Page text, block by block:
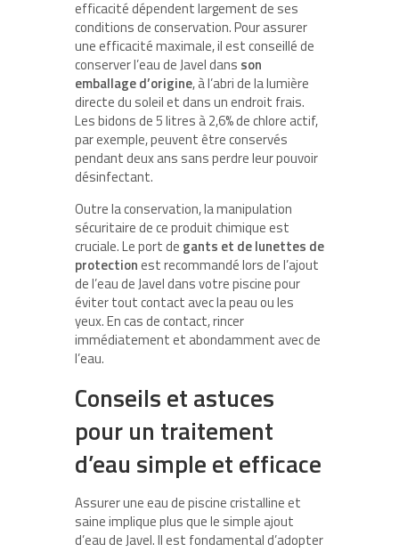
efficacité dépendent largement de ses
conditions de conservation. Pour assurer
une efficacité maximale, il est conseillé de
conserver l’eau de Javel dans son
emballage d’origine, à l’abri de la lumière
directe du soleil et dans un endroit frais.
Les bidons de 5 litres à 2,6% de chlore actif,
par exemple, peuvent être conservés
pendant deux ans sans perdre leur pouvoir
désinfectant.
Outre la conservation, la manipulation
sécuritaire de ce produit chimique est
cruciale. Le port de gants et de lunettes de
protectionest recommandé lors de l’ajout
de l’eau de Javel dans votre piscine pour
éviter tout contact avec la peau ou les
yeux. En cas de contact, rincer
immédiatement et abondamment avec de
l’eau.
Conseils et astuces
pour un traitement
d’eau simple et efficace
Assurer une eau de piscine cristalline et
saine implique plus que le simple ajout
d’eau de Javel. Il est fondamental d’adopter